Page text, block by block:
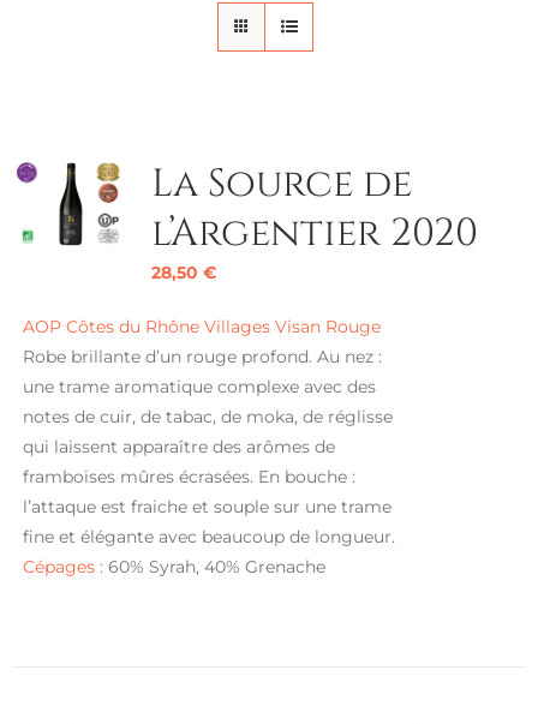
La Source de
l’Argentier 2020
28,50 €
AOP Côtes du Rhône Villages Visan Rouge
Robe brillante d’un rouge profond. Au nez :
une trame aromatique complexe avec des
notes de cuir, de tabac, de moka, de réglisse
qui laissent apparaître des arômes de
framboises mûres écrasées. En bouche :
l’attaque est fraiche et souple sur une trame
fine et élégante avec beaucoup de longueur.
Cépages : 60% Syrah, 40% Grenache